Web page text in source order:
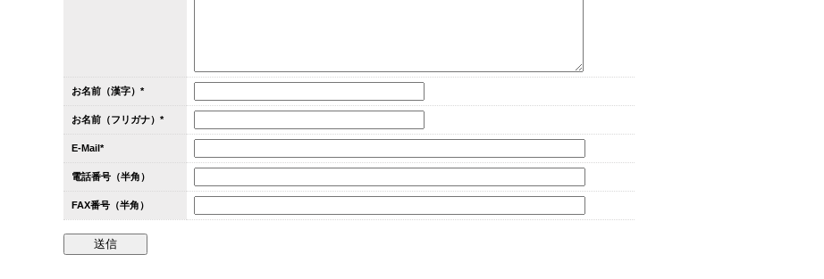
お名前（漢字）*
お名前（フリガナ）*
E-Mail*
電話番号（半角）
FAX番号（半角）